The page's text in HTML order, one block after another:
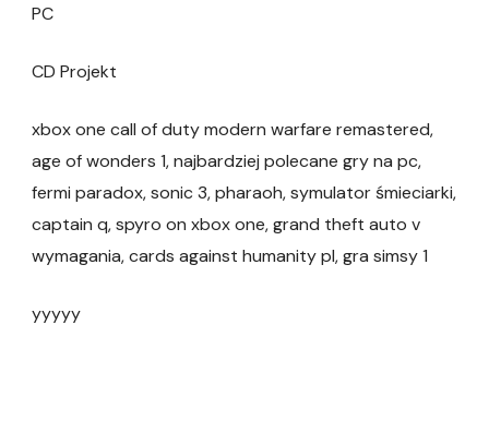
PC
CD Projekt
xbox one call of duty modern warfare remastered,
age of wonders 1, najbardziej polecane gry na pc,
fermi paradox, sonic 3, pharaoh, symulator śmieciarki,
captain q, spyro on xbox one, grand theft auto v
wymagania, cards against humanity pl, gra simsy 1
yyyyy